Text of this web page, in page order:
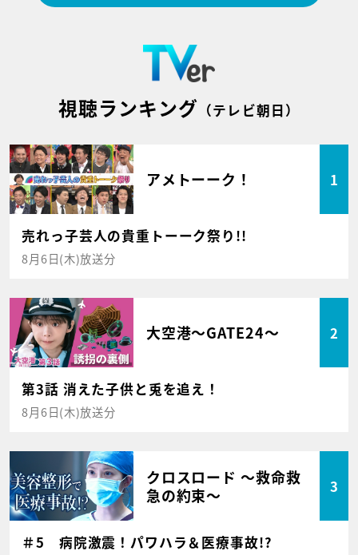
視聴ランキング （テレビ朝日）
アメトーーク！ 1
売れっ子芸人の貴重トーーク祭り!!
8月6日(木)放送分
大空港～GATE24～ 2
第3話 消えた子供と兎を追え！
8月6日(木)放送分
クロスロード ～救命救
急の約束～
3
＃5 病院激震！パワハラ＆医療事故!?